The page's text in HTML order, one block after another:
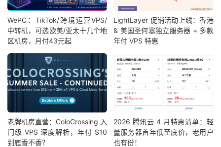
WePC：TikTok/跨境运营VPS/
中转机，可选欧美/亚太十几个地
区机房，月付43元起
LightLayer 促销活动上线：香港
& 美国圣何塞独立服务器 + 多款
年付 VPS 特惠
老牌机房直营：ColoCrossing 入
门级 VPS 深度解析，年付 $10
到底香不香？
2026 腾讯云 4 月特惠清单：轻
量服务器首年低至底价，老用户
也有份！